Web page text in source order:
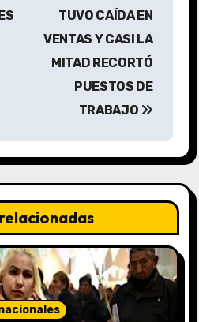
TUVO CAÍDA EN
VENTAS Y CASI LA
MITAD RECORTÓ
PUESTOS DE
TRABAJO